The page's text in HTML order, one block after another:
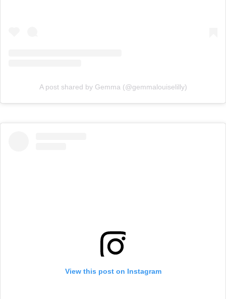
A post shared by Gemma (@gemmalouiselilly)
View this post on Instagram